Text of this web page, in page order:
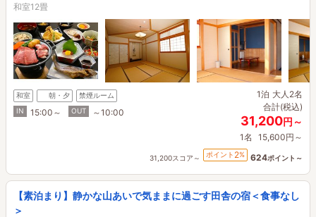
和室12畳
和室 朝・夕
禁煙ルーム
IN
15:00～ OUT ～10:00
1泊 大人2名
合計(税込)
31,200円～
1名 15,600円～
31,200スコア～ ポイント 2% 624ポイント～
【素泊まり】静かな山あいで気ままに過ごす田舎の宿＜食事なし
＞